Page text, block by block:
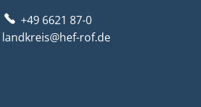
+49 6621 87-0
landkreis@hef-rof.de